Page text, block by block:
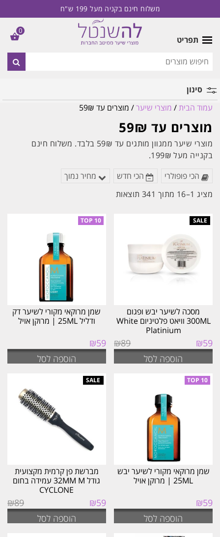
משלוח חינם בקניה מעל 199 ש"ח
תפריט
סינון
מותג
עמוד הבית/ מוצרי שיער/ מוצרים עד 59₪
מוצרים עד 59₪
מוצרי שיער ממגוון מותגים עד 59₪ בלבד. משלוח חינם
בקנייה מעל 199₪.
הכי פופולרי
הכי חדש
מחיר נמוך
מציג 1–16 מתוך 341 תוצאות
הפריט
מסכה לשיער יבש ופגום
300ML וויאט פלטיניום White
Platinium
₪89
המחיר
המקורי
₪59
הנוכחי
הוספה לסל
שמן מרוקאי מקורי לשיער דק
ודליל 25ML | מרוקן אויל
₪59
הוספה לסל
שמן מרוקאי מקורי לשיער יבש
25ML | מרוקן אויל
₪59
הוספה לסל
מברשת פן קרמית מקצועית
גודל 32MM M עמידה בחום
CYCLONE
₪89
המחיר
המקורי
₪59
הנוכחי
הוספה לסל
0